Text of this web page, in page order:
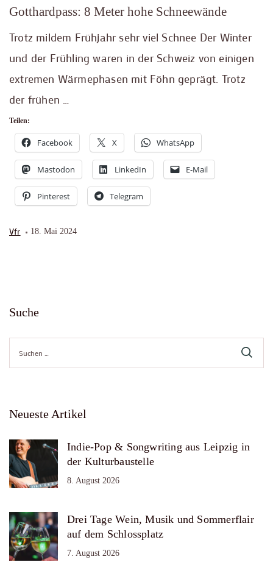
Gotthardpass: 8 Meter hohe Schneewände
Trotz mildem Frühjahr sehr viel Schnee Der Winter
und der Frühling waren in der Schweiz von einigen
extremen Wärmephasen mit Föhn geprägt. Trotz
der frühen …
Teilen:
Facebook X WhatsApp
Mastodon LinkedIn E-Mail
Pinterest Telegram
Vfr 18. Mai 2024
Suche
nach:
Neueste Artikel
Indie-Pop & Songwriting aus Leipzig in
der Kulturbaustelle
8. August 2026
Drei Tage Wein, Musik und Sommerflair
auf dem Schlossplatz
7. August 2026